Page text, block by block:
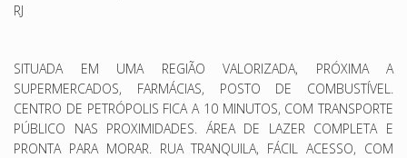
RJ
SITUADA EM UMA REGIÃO VALORIZADA, PRÓXIMA A
SUPERMERCADOS, FARMÁCIAS, POSTO DE COMBUSTÍVEL.
CENTRO DE PETRÓPOLIS FICA A 10 MINUTOS, COM TRANSPORTE
PÚBLICO NAS PROXIMIDADES
ÁREA DE LAZER COMPLETA E
PRONTA PARA MORAR. RUA TRANQUILA, FÁCIL ACESSO, COM